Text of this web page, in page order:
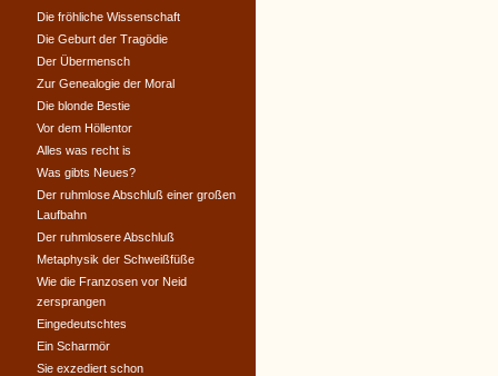
Die fröhliche Wissenschaft
Die Geburt der Tragödie
Der Übermensch
Zur Genealogie der Moral
Die blonde Bestie
Vor dem Höllentor
Alles was recht is
Was gibts Neues?
Der ruhmlose Abschluß einer großen
Laufbahn
Der ruhmlosere Abschluß
Metaphysik der Schweißfüße
Wie die Franzosen vor Neid
zersprangen
Eingedeutschtes
Ein Scharmör
Sie exzediert schon